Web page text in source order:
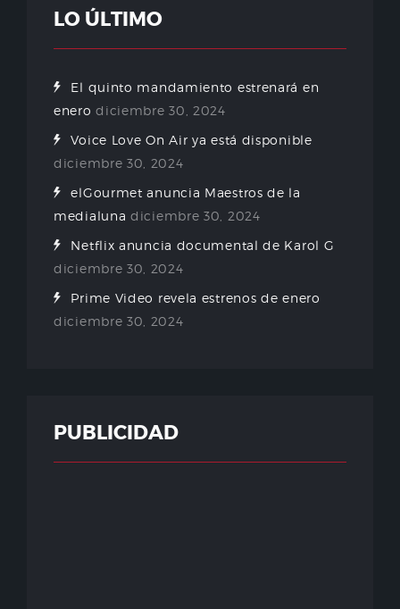
LO ÚLTIMO
El quinto mandamiento estrenará en
enero diciembre 30, 2024
Voice Love On Air ya está disponible
diciembre 30, 2024
elGourmet anuncia Maestros de la
medialuna diciembre 30, 2024
Netflix anuncia documental de Karol G
diciembre 30, 2024
Prime Video revela estrenos de enero
diciembre 30, 2024
PUBLICIDAD